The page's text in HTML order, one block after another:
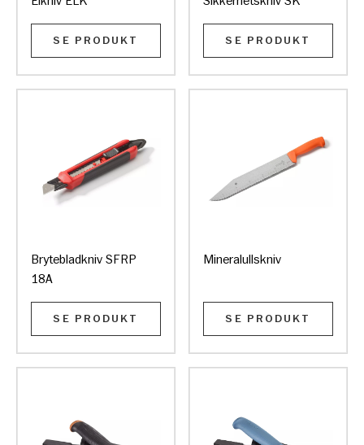
SE PRODUKT SE PRODUKT
Brytebladkniv SFRP
18A
SE PRODUKT
Mineralullskniv
SE PRODUKT